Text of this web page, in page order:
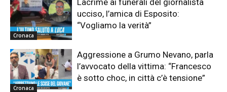
Cronaca
Lacrime ai funerali del giornalista
ucciso, l’amica di Esposito:
“Vogliamo la verità”
Cronaca
Aggressione a Grumo Nevano, parla
l’avvocato della vittima: “Francesco
è sotto choc, in città c’è tensione”